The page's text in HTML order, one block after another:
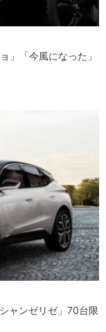
」「今風になった」
ャンゼリゼ」70台限